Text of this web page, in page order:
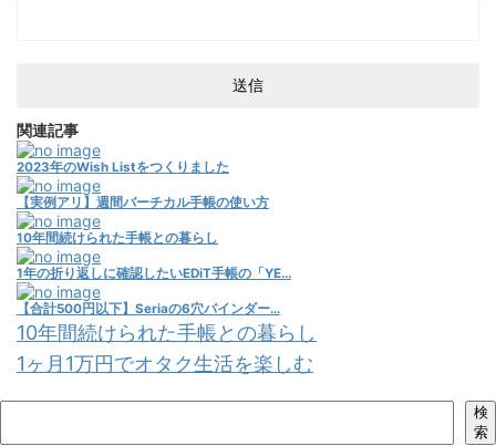
関連記事
2023年のWish Listをつくりました
【実例アリ】週間バーチカル手帳の使い方
10年間続けられた手帳との暮らし
1年の折り返しに確認したいEDiT手帳の「YE...
【合計500円以下】Seriaの6穴バインダー...
10年間続けられた手帳との暮らし
1ヶ月1万円でオタク生活を楽しむ
検
索